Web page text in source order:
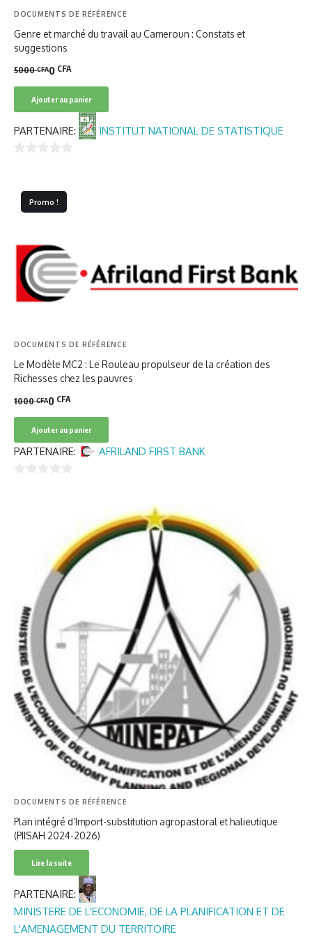
DOCUMENTS DE RÉFÉRENCE
Genre et marché du travail au Cameroun : Constats et
suggestions
5000CFA
initial
était :
0 CFA
actuel
est :
Ajouter au panier
PARTENAIRE: INSTITUT NATIONAL DE STATISTIQUE
Promo !
DOCUMENTS DE RÉFÉRENCE
Le Modèle MC2 : Le Rouleau propulseur de la création des
Richesses chez les pauvres
1000CFA
Le
initial
0 CFA
Le
actuel
Ajouter au panier
PARTENAIRE: AFRILAND FIRST BANK
DOCUMENTS DE RÉFÉRENCE
Plan intégré d’Import-substitution agropastoral et halieutique
(PIISAH 2024-2026)
Lire la suite
PARTENAIRE:
MINISTERE DE L'ECONOMIE, DE LA PLANIFICATION ET DE
L'AMENAGEMENT DU TERRITOIRE